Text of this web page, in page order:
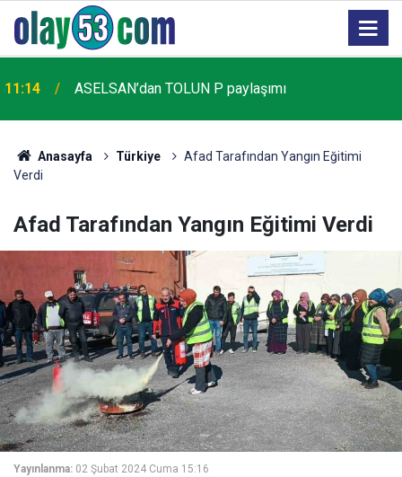
11:14 ASELSAN’dan TOLUN P paylaşımı
Anasayfa Türkiye
Afad Tarafından Yangın Eğitimi
Verdi
Afad Tarafından Yangın Eğitimi Verdi
Yayınlanma: 02 Şubat 2024 Cuma 15:16